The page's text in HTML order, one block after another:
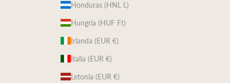
Honduras (HNL L)
Hungría (HUF Ft)
Irlanda (EUR €)
Italia (EUR €)
Letonia (EUR €)